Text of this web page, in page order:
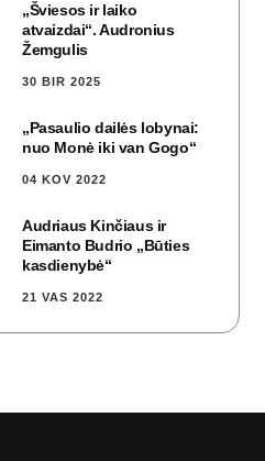
„Šviesos ir laiko
atvaizdai“. Audronius
Žemgulis
30 BIR 2025
„Pasaulio dailės lobynai:
nuo Monė iki van Gogo“
04 KOV 2022
Audriaus Kinčiaus ir
Eimanto Budrio „Būties
kasdienybė“
21 VAS 2022